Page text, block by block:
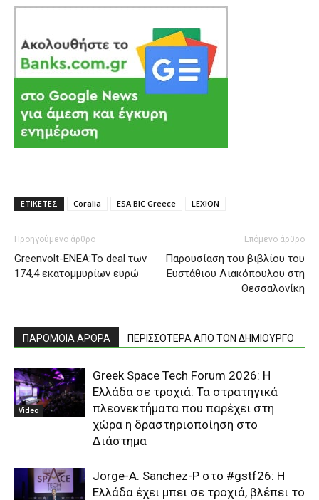
ΕΤΙΚΕΤΕΣ Coralia ESA BIC Greece LEXION
Προηγούμενο άρθρο
Greenvolt-ΕΝΕΑ:To deal των
174,4 εκατομμυρίων ευρώ
Επόμενο άρθρο
Παρουσίαση του βιβλίου του
Ευστάθιου Λιακόπουλου στη
Θεσσαλονίκη
ΠΑΡΟΜΟΙΑ ΑΡΘΡΑ ΠΕΡΙΣΣΟΤΕΡΑ ΑΠΟ ΤΟΝ ΔΗΜΙΟΥΡΓΟ
Video
Greek Space Tech Forum 2026: Η
Ελλάδα σε τροχιά: Τα στρατηγικά
πλεονεκτήματα που παρέχει στη
χώρα η δραστηριοποίηση στο
Διάστημα
Jorge-A. Sanchez-P στο #gstf26: Η
Ελλάδα έχει μπει σε τροχιά, βλέπει το